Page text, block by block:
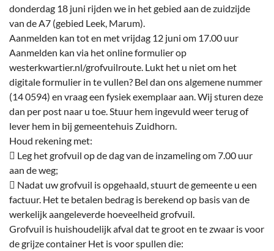
donderdag 18 juni rijden we in het gebied aan de zuidzijde
van de A7 (gebied Leek, Marum).
Aanmelden kan tot en met vrijdag 12 juni om 17.00 uur
Aanmelden kan via het online formulier op
westerkwartier.nl/grofvuilroute. Lukt het u niet om het
digitale formulier in te vullen? Bel dan ons algemene nummer
(14 0594) en vraag een fysiek exemplaar aan. Wij sturen deze
dan per post naar u toe. Stuur hem ingevuld weer terug of
lever hem in bij gemeentehuis Zuidhorn.
Houd rekening met:
 Leg het grofvuil op de dag van de inzameling om 7.00 uur
aan de weg;
 Nadat uw grofvuil is opgehaald, stuurt de gemeente u een
factuur. Het te betalen bedrag is berekend op basis van de
werkelijk aangeleverde hoeveelheid grofvuil.
Grofvuil is huishoudelijk afval dat te groot en te zwaar is voor
de grijze container Het is voor spullen die: